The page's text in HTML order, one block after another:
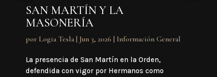
SAN MARTÍN Y LA
MASONERÍA
por Logia Tesla| Jun 3, 2026 | Información General
La presencia de San Martín en la Orden,
defendida con vigor por Hermanos como